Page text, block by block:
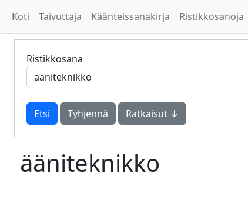
Koti Taivuttaja Käänteissanakirja Ristikkosanoja
Ristikkosana
Tyhjennä Ratkaisut ↓
ääniteknikko